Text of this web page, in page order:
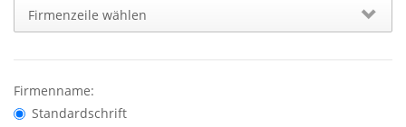
Firmenzeile wählen
Firmenname:
Standardschrift